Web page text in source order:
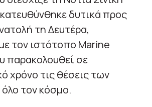
δυτικά προς
τη Δευτέρα,
τον ιστότοπο Marine
παρακολουθεί σε
χρόνο τις θέσεις των
τον κόσμο.